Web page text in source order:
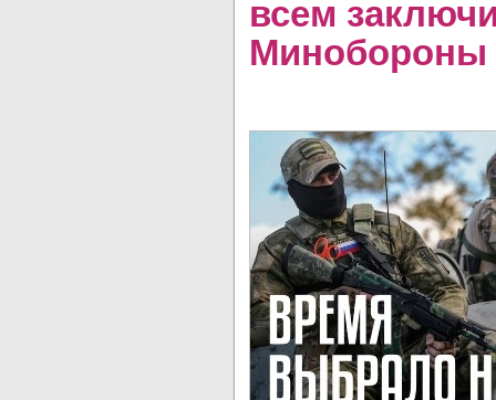
всем
Минобороны